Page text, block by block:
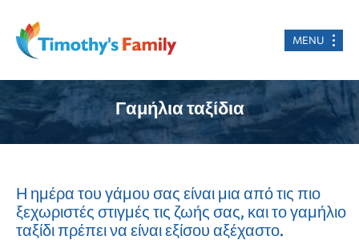
MENU
Γαμήλια ταξίδια
Η ημέρα του γάμου σας είναι μια από τις πιο
ξεχωριστές στιγμές τις ζωής σας, και το γαμήλιο
ταξίδι πρέπει να είναι εξίσου αξέχαστο.